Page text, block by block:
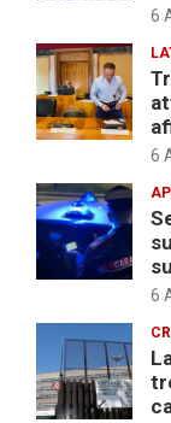
6
6
6